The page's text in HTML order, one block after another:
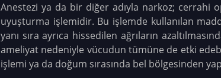
Anestezi ya da bir diğer adıyla narkoz; cerrahi
uyuşturma işlemidir. Bu işlemde kullanılan
yanı sıra ayrıca hissedilen ağrıların
ameliyat nedeniyle vücudun tümüne de etki
işlemi ya da doğum sırasında bel bölgesinden